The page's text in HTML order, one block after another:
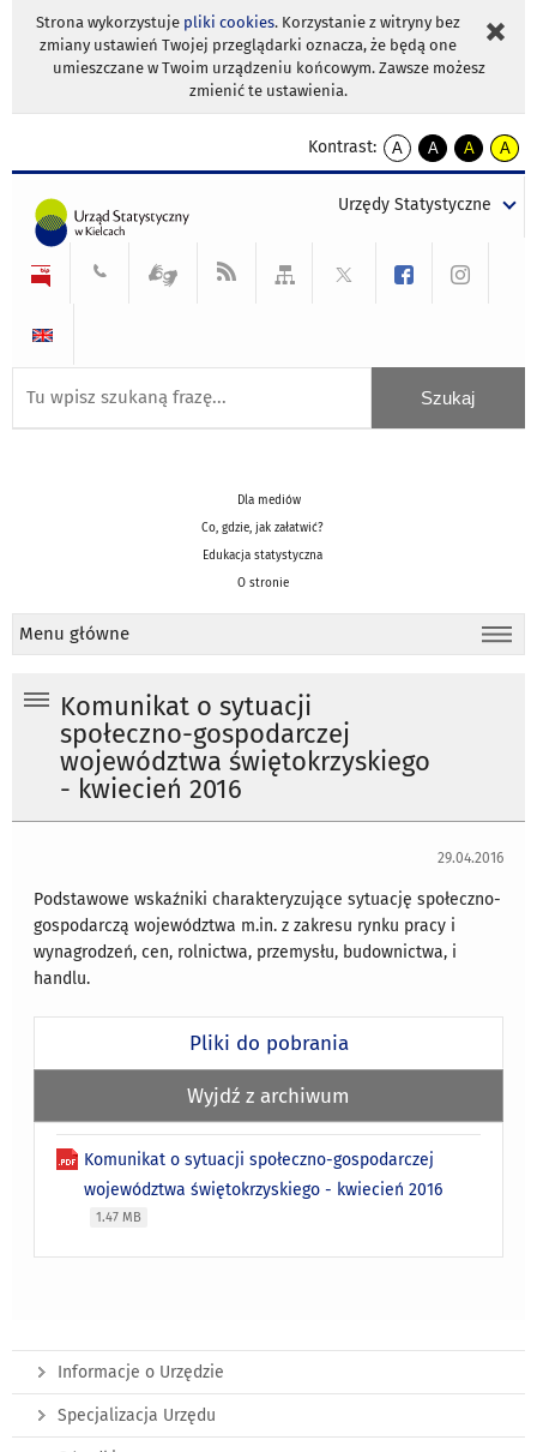
Strona wykorzystuje pliki cookies. Korzystanie z witryny bez
zmiany ustawień Twojej przeglądarki oznacza, że będą one
umieszczane w Twoim urządzeniu końcowym. Zawsze możesz
zmienić te ustawienia.
Kontrast:
A
kontrast
A
kontrast
tekst
czarnym
A
kontrast
tekst
czarnym
A
tekst
żółtym
Urzędy Statystyczne
Dla mediów
Co, gdzie, jak załatwić?
Edukacja statystyczna
O stronie
Menu główne
Komunikat o sytuacji
społeczno-gospodarczej
województwa świętokrzyskiego
- kwiecień 2016
29.04.2016
Podstawowe wskaźniki charakteryzujące sytuację społeczno-
gospodarczą województwa m.in. z zakresu rynku pracy i
wynagrodzeń, cen, rolnictwa, przemysłu, budownictwa, i
handlu.
Pliki do pobrania
Wyjdź z archiwum
Komunikat o sytuacji społeczno-gospodarczej
województwa świętokrzyskiego - kwiecień 2016
1.47 MB
Informacje o Urzędzie
Specjalizacja Urzędu